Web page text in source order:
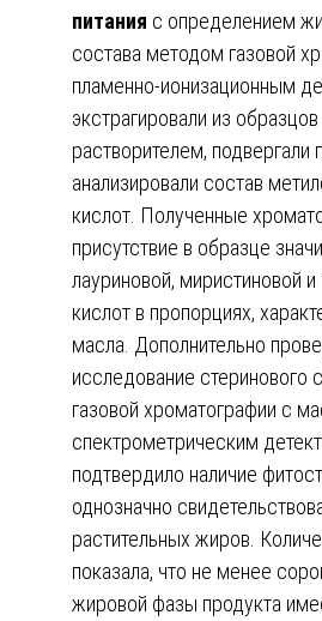
питания с определением
состава методом газовой
пламенно-ионизационным
экстрагировали из
растворителем, подвергали
анализировали состав
кислот. Полученные
присутствие в образце
лауриновой, миристиновой
кислот в пропорциях,
масла. Дополнительно
исследование стеринового
газовой хроматографии с
спектрометрическим
подтвердило наличие
однозначно
растительных жиров.
показала, что не менее
жировой фазы продукта